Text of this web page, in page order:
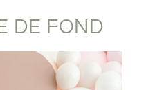
DE FOND